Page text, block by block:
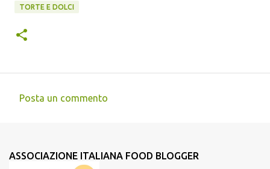
TORTE E DOLCI
m
Posta un commento
ASSOCIAZIONE ITALIANA FOOD BLOGGER